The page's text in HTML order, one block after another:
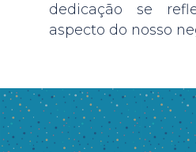
dedicação se
aspecto do nosso